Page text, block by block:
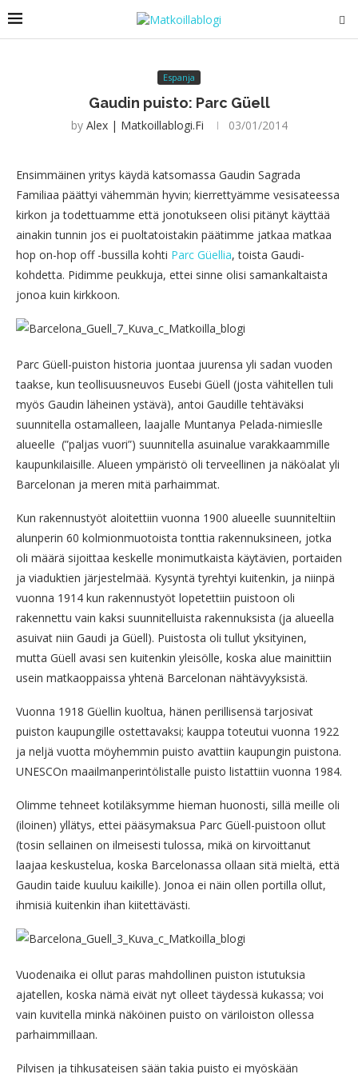
Espanja
Gaudin puisto: Parc Güell
by Alex | Matkoillablogi.fi 03/01/2014
Ensimmäinen yritys käydä katsomassa Gaudin Sagrada
Familiaa päättyi vähemmän hyvin; kierrettyämme vesisateessa
kirkon ja todettuamme että jonotukseen olisi pitänyt käyttää
ainakin tunnin jos ei puoltatoistakin päätimme jatkaa matkaa
hop on-hop off -bussilla kohti Parc Güellia, toista Gaudi-
kohdetta. Pidimme peukkuja, ettei sinne olisi samankaltaista
jonoa kuin kirkkoon.
Parc Güell-puiston historia juontaa juurensa yli sadan vuoden
taakse, kun teollisuusneuvos Eusebi Güell (josta vähitellen tuli
myös Gaudin läheinen ystävä), antoi Gaudille tehtäväksi
suunnitella ostamalleen, laajalle Muntanya Pelada-nimieslle
alueelle (”paljas vuori”) suunnitella asuinalue varakkaammille
kaupunkilaisille. Alueen ympäristö oli terveellinen ja näköalat yli
Barcelonan ja meren mitä parhaimmat.
Kun rakennustyöt aloitettiin vuonna 1900 alueelle suunniteltiin
alunperin 60 kolmionmuotoista tonttia rakennuksineen, jotka
oli määrä sijoittaa keskelle monimutkaista käytävien, portaiden
ja viaduktien järjestelmää. Kysyntä tyrehtyi kuitenkin, ja niinpä
vuonna 1914 kun rakennustyöt lopetettiin puistoon oli
rakennettu vain kaksi suunnitelluista rakennuksista (ja alueella
asuivat niin Gaudi ja Güell). Puistosta oli tullut yksityinen,
mutta Güell avasi sen kuitenkin yleisölle, koska alue mainittiin
usein matkaoppaissa yhtenä Barcelonan nähtävyyksistä.
Vuonna 1918 Güellin kuoltua, hänen perillisensä tarjosivat
puiston kaupungille ostettavaksi; kauppa toteutui vuonna 1922
ja neljä vuotta möyhemmin puisto avattiin kaupungin puistona.
UNESCOn maailmanperintölistalle puisto listattiin vuonna 1984.
Olimme tehneet kotiläksymme hieman huonosti, sillä meille oli
(iloinen) yllätys, ettei pääsymaksua Parc Güell-puistoon ollut
(tosin sellainen on ilmeisesti tulossa, mikä on kirvoittanut
laajaa keskustelua, koska Barcelonassa ollaan sitä mieltä, että
Gaudin taide kuuluu kaikille). Jonoa ei näin ollen portilla ollut,
ihmisiä kuitenkin ihan kiitettävästi.
Vuodenaika ei ollut paras mahdollinen puiston istutuksia
ajatellen, koska nämä eivät nyt olleet täydessä kukassa; voi
vain kuvitella minkä näköinen puisto on väriloiston ollessa
parhaimmillaan.
Pilvisen ja tihkusateisen sään takia puisto ei myöskään